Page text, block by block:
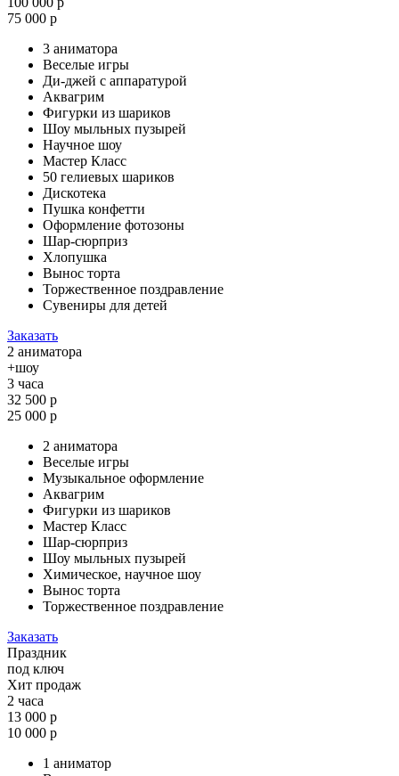
75 000 р
3 аниматора
Веселые игры
Ди-джей с аппаратурой
Аквагрим
Фигурки из шариков
Шоу мыльных пузырей
Научное шоу
Мастер Класс
50 гелиевых шариков
Дискотека
Пушка конфетти
Оформление фотозоны
Шар-сюрприз
Хлопушка
Вынос торта
Торжественное поздравление
Сувениры для детей
Заказать
2 аниматора
+шоу
3 часа
32 500 р
25 000 р
2 аниматора
Веселые игры
Музыкальное оформление
Аквагрим
Фигурки из шариков
Мастер Класс
Шар-сюрприз
Шоу мыльных пузырей
Химическое, научное шоу
Вынос торта
Торжественное поздравление
Заказать
Праздник
под ключ
Хит продаж
2 часа
13 000 р
10 000 р
1 аниматор